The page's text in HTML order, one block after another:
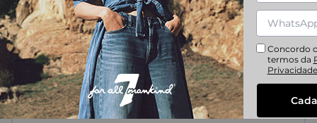
Concordo
termos da
Privacidade